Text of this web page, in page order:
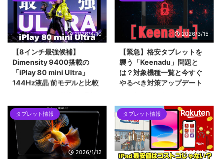
2026/4/10
【8インチ最強候補】
Dimensity 9400搭載の
「iPlay 80 mini Ultra」
144Hz液晶 前モデルと比較
8.4インチタブレット「iPlay 80
mini Ultra」を紹介します。最新
チップセットのDimensity 9400
をはじめ、2.5Kの144Hzディス
プレイ、100W急速充電など、コ
ンパクトな筐体に詰め込まれた驚
2026/3/15
【緊急】格安タブレットを
襲う「Keenadu」問題と
は？対象機種一覧と今すぐ
やるべき対策アップデート
ックドア「Keenadu」問題。
Alldocube、Teclast、Headwolf
など、当サイトでも紹介した格安
タブレットが対象となった今回の
騒動を時系列で解説します。迅速
な対応で評価を上げたメーカー
タブレット情報
2026/1/12
タブレット情報
2026/1/7